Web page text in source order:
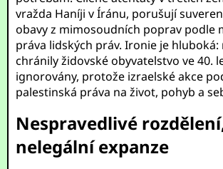
vražda Haníji v Íránu, porušují
obavy z mimosoudních poprav podle
práva lidských práv. Ironie je
chránily židovské obyvatelstvo ve 40.
ignorovány, protože izraelské akce
palestinská práva na život, pohyb a
Nespravedlivé
nelegální expanze